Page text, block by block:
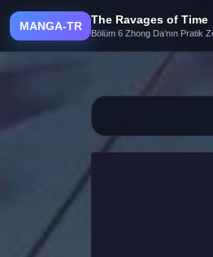
MANGA-TR The Ravages of Time
Bölüm 6 Zhong Da’nın Pratik